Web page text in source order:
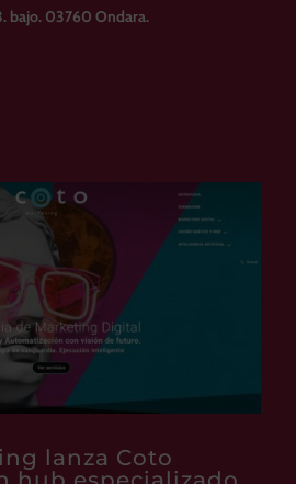
bajo. 03760 Ondara.
lanza Coto